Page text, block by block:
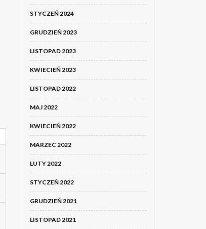
STYCZEŃ 2024
GRUDZIEŃ 2023
LISTOPAD 2023
KWIECIEŃ 2023
LISTOPAD 2022
MAJ 2022
KWIECIEŃ 2022
MARZEC 2022
LUTY 2022
STYCZEŃ 2022
GRUDZIEŃ 2021
LISTOPAD 2021